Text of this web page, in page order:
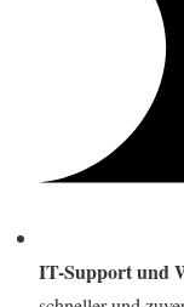
IT-Support und